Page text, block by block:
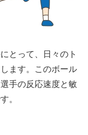
とって、日々のト
ます。このボール
手の反応速度と敏
。